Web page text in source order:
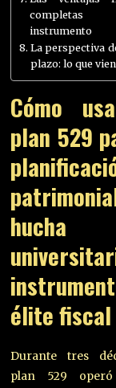
instrumento
La perspectiva
plazo: lo que
Cómo
plan 529
hucha
élite fiscal
Durante tres
plan 529